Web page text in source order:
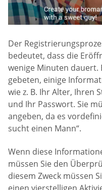
Der
bedeutet, dass die
wenige Minuten dauert.
gebeten, einige
wie z. B. Ihr Alter, Ihren
und Ihr Passwort. Sie
angeben, da es
sucht einen Mann“.
Wenn diese
müssen Sie den
diesem Zweck müssen
einen vierstelligen